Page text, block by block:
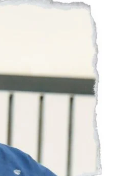
Prabh Harmandar Sohna